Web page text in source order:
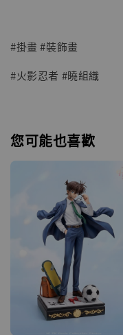
#掛畫 #裝飾畫
#火影忍者 #曉組織
您可能也喜歡